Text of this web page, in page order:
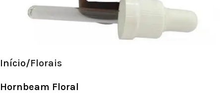
Início Florais
Hornbeam Floral